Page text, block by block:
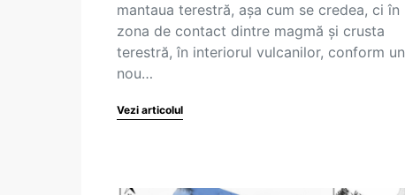
mantaua terestră, aşa cum se credea, ci în
zona de contact dintre magmă şi crusta
terestră, în interiorul vulcanilor, conform
nou…
Vezi articolul